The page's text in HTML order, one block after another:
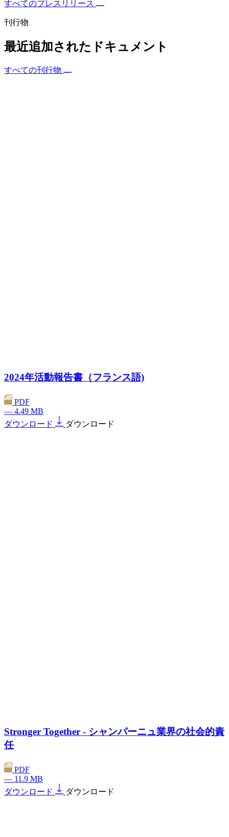
すべてのプレスリリース
刊行物
最近追加されたドキュメント
すべての刊行物
2024年活動報告書（フランス語)
PDF
— 4.49 MB
ダウンロード
ダウンロード
Stronger Together - シャンパーニュ業界の社会的責
任
PDF
— 11.9 MB
ダウンロード
ダウンロード